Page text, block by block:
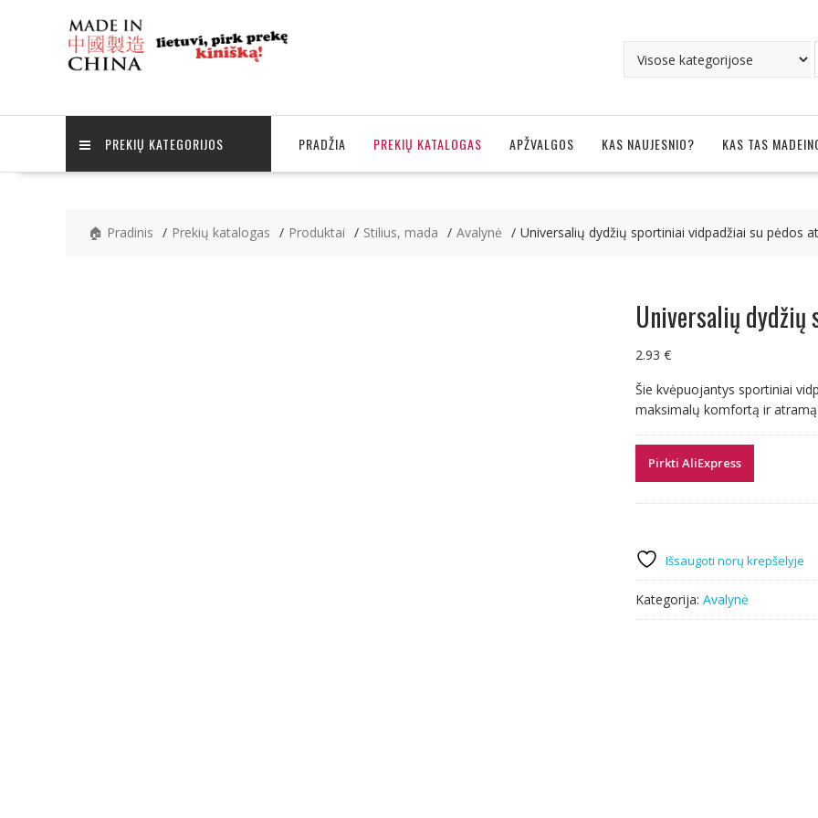
PREKIŲ KATEGORIJOS PRADŽIA PREKIŲ KATALOGAS APŽVALGOS KAS NAUJESNIO? KAS TAS
🏠 Pradinis Prekių katalogas Produktai Stilius, mada Avalynė Universalių dydžių sportiniai vidpadžiai su pėdos
Universalių
2.93 €
Šie kvėpuojantys sportiniai
maksimalų komfortą ir
Pirkti AliExpress
Išsaugoti norų krepšelyje
Kategorija: Avalynė